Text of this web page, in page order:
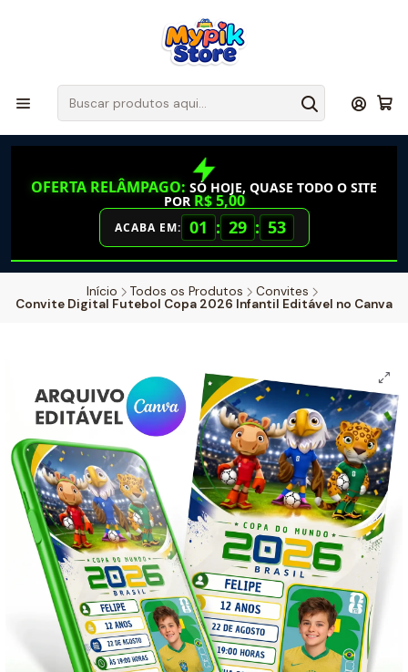
OFERTA RELÂMPAGO: SÓ HOJE, QUASE TODO O SITE
POR R$ 5,00
ACABA EM: 01 : 29 : 52
Início Todos os Produtos
Convites
Convite Digital Futebol Copa 2026 Infantil Editável no Canva